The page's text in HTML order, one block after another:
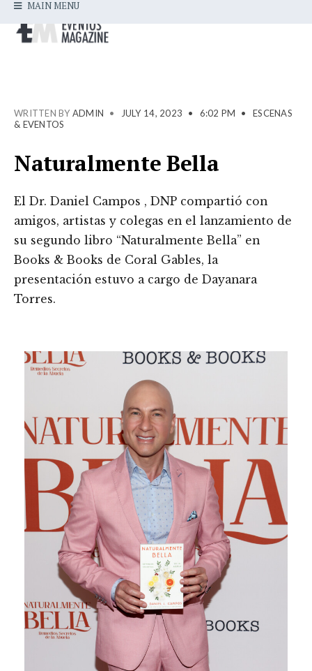
MAIN MENU
WRITTEN BY ADMIN • JULY 14, 2023 • 6:02 PM •
ESCENAS
& EVENTOS
Naturalmente Bella
El Dr. Daniel Campos , DNP compartió con
amigos, artistas y colegas en el lanzamiento de
su segundo libro “Naturalmente Bella” en
Books & Books de Coral Gables, la
presentación estuvo a cargo de Dayanara
Torres.